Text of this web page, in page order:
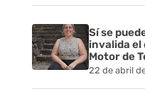
e
Sí se
invalida el
Motor de
22 de abril